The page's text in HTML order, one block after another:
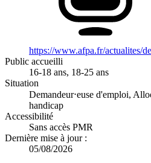
https://www.afpa.fr/actualites/
Public accueilli
16-18 ans, 18-25 ans
Situation
Demandeur⋅euse d'emploi,
handicap
Accessibilité
Sans accès PMR
Dernière mise à jour :
05/08/2026